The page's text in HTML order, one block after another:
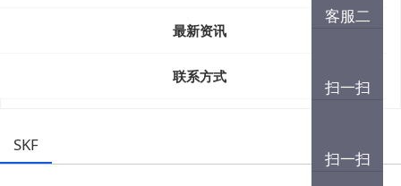
最新资讯
联系方式
客服二
扫一扫
扫一扫
SKF